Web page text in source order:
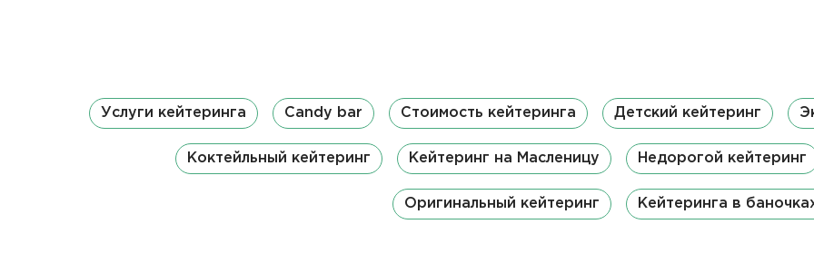
Услуги кейтеринга Candy bar Стоимость кейтеринга Детский кейтеринг
Коктейльный кейтеринг Кейтеринг на Масленицу Недорогой кейтеринг
Оригинальный кейтеринг Кейтеринга в